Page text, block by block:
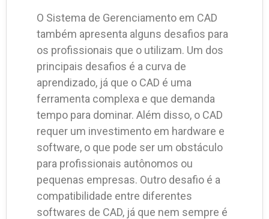
O Sistema de Gerenciamento em CAD
também apresenta alguns desafios para
os profissionais que o utilizam. Um dos
principais desafios é a curva de
aprendizado, já que o CAD é uma
ferramenta complexa e que demanda
tempo para dominar. Além disso, o CAD
requer um investimento em hardware e
software, o que pode ser um obstáculo
para profissionais autônomos ou
pequenas empresas. Outro desafio é a
compatibilidade entre diferentes
softwares de CAD, já que nem sempre é